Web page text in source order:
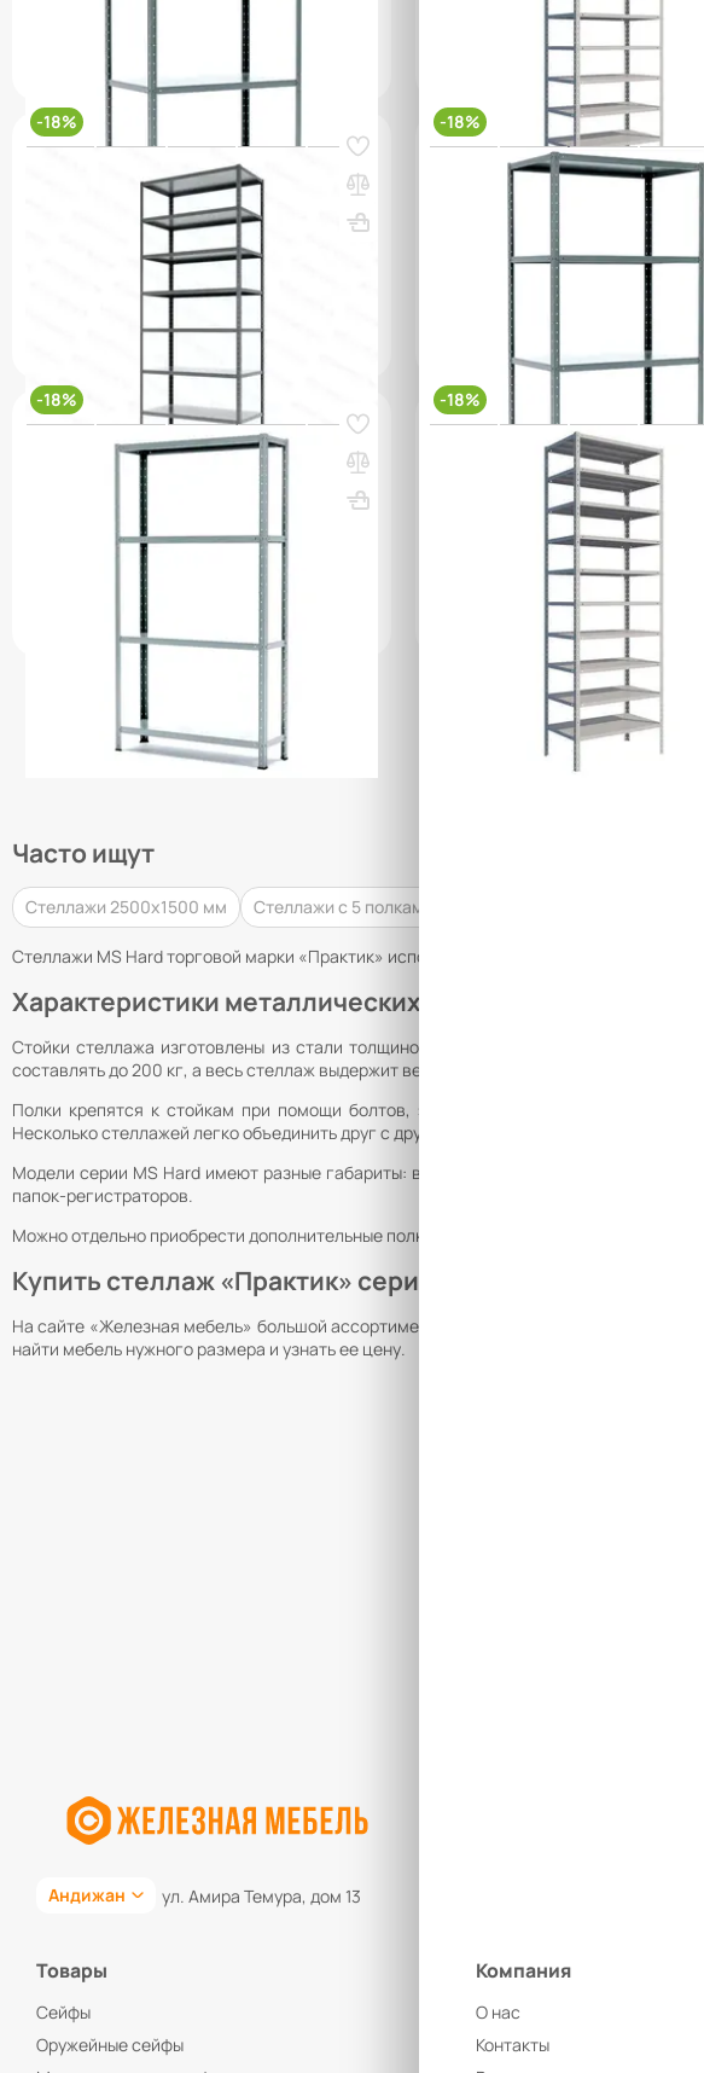
2 004 000 сум 2 445 000 сум
q_66749 В КОРЗИНУ
4 570 000 сум 5 574 000
Код товара:
-18%
Стеллаж MS HARD 3000х1000х500 (8
ВхШхГ, мм: 3000х1000х500
Вес, кг: 49.8
3 494 000 сум 4 262 000 сум
В КОРЗИНУ
Код товара: 22831
-18%
Стеллаж MS HARD
ВхШхГ, мм: 2000х1000х600
(6)
2 047 000 сум 2 497 000
q_25771 В
Код товара: 12880
-18%
Стеллаж MS HARD 1850х1000х400 (4
ВхШхГ, мм: 1850х1000х400
Вес, кг: 24.04
1 698 000 сум 2 071 000 сум
В КОРЗИНУ
Код товара:11034
-18%
Стеллаж MS HARD
ВхШхГ, мм: 3000х1000х500
4 136 000 сум 5 045 000
Часто ищут
Стеллажи 2500х1500 мм Стеллажи с 5 полками
Стеллажи MS Hard торговой марки «Практик» используются для хранения тяжелых
Характеристики металлических стеллажей MS Hard
Стойки стеллажа изготовлены из стали толщиной 1,5 мм, металлические полки
составлять до 200 кг, а весь стеллаж выдержит вес в 800–1000 кг в зависимости от
Полки крепятся к стойкам при помощи болтов, это обеспечивает быстрый
Несколько стеллажей легко объединить друг с другом.
Модели серии MS Hard имеют разные габариты: высоту от 2 до 3 м, ширину 1 м,
папок-регистраторов.
Можно отдельно приобрести дополнительные полки, задние и боковые
Купить стеллаж «Практик» серии MS Hard в Андижане
На сайте «Железная мебель» большой ассортимент стеллажей «Практик» серии
найти мебель нужного размера и узнать ее цену.
Андижан ул. Амира Темура, дом 13
Товары
Сейфы
Оружейные сейфы
Компания
О нас
Контакты